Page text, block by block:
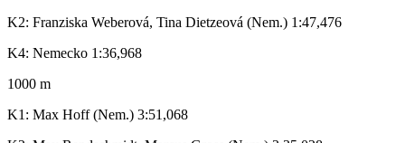
K2: Franziska Weberová, Tina Dietzeová (Nem.) 1:47,476
K4: Nemecko 1:36,968
1000 m
K1: Max Hoff (Nem.) 3:51,068